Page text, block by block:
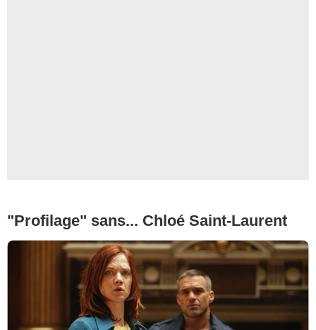
"Profilage" sans... Chloé Saint-Laurent